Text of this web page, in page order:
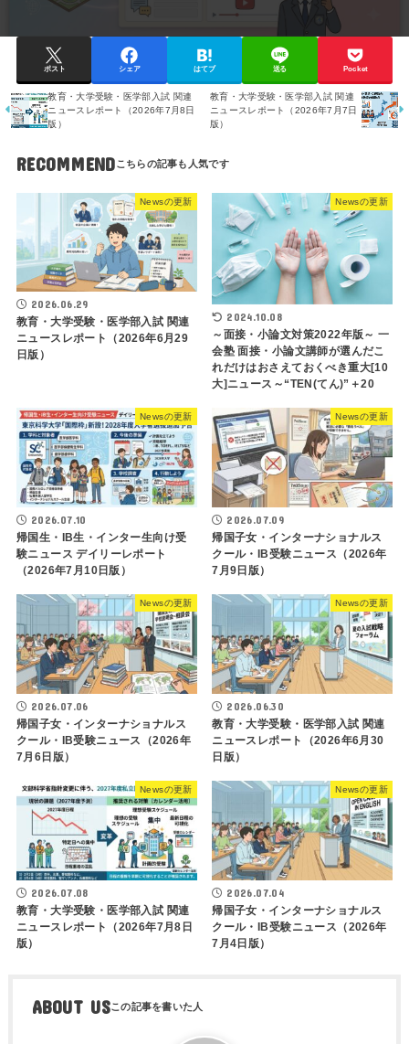
ポスト シェア はてブ 送る Pocket
教育・大学受験・医学部入試 関連
ニュースレポート（2026年7月8日
版）
教育・大学受験・医学部入試 関連
ニュースレポート（2026年7月7日
版）
RECOMMEND
Newsの更新
2026.06.29
教育・大学受験・医学部入試 関連
ニュースレポート（2026年6月29
日版）
Newsの更新
2024.10.08
～面接・小論文対策2022年版～ 一
会塾 面接・小論文講師が選んだこ
れだけはおさえておくべき重大[10
大]ニュース～“TEN(てん)”＋20
Newsの更新
2026.07.10
帰国生・IB生・インター生向け受
験ニュース デイリーレポート
（2026年7月10日版）
Newsの更新
2026.07.09
帰国子女・インターナショナルス
クール・IB受験ニュース（2026年
7月9日版）
Newsの更新
2026.07.06
帰国子女・インターナショナルス
クール・IB受験ニュース（2026年
7月6日版）
Newsの更新
2026.06.30
教育・大学受験・医学部入試 関連
ニュースレポート（2026年6月30
日版）
Newsの更新
2026.07.08
教育・大学受験・医学部入試 関連
ニュースレポート（2026年7月8日
版）
Newsの更新
2026.07.04
帰国子女・インターナショナルス
クール・IB受験ニュース（2026年
7月4日版）
ABOUT US